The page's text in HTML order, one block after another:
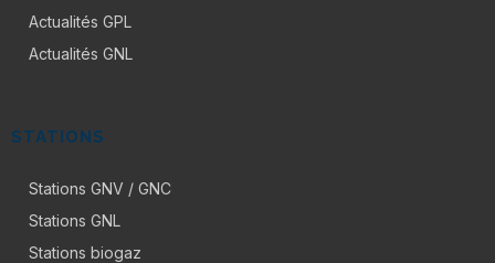
Actualités GPL
Actualités GNL
STATIONS
Stations GNV / GNC
Stations GNL
Stations biogaz